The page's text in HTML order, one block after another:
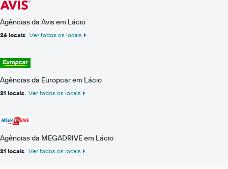
Agências da Avis em Lácio
26 locais Ver todos os locais
Agências da Europcar em Lácio
21 locais Ver todos os locais
Agências da MEGADRIVE em Lácio
21 locais Ver todos os locais